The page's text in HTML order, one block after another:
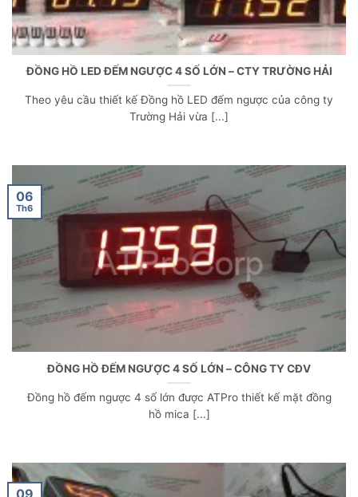
ĐỒNG HỒ LED ĐẾM NGƯỢC 4 SỐ LỚN – CTY TRƯỜNG HẢI
Theo yêu cầu thiết kế Đồng hồ LED đếm ngược của công ty
Trường Hải vừa [...]
ĐỒNG HỒ ĐẾM NGƯỢC 4 SỐ LỚN – CÔNG TY CĐV
Đồng hồ đếm ngược 4 số lớn được ATPro thiết kế mặt đồng
hồ mica [...]
06
Th6
09